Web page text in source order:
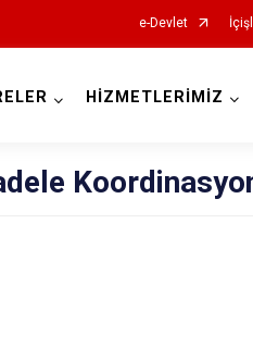
e-Devlet
HİZMETLERİMİZ